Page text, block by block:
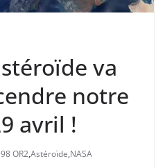
va
notre
avril !
OR2,Astéroïde,NASA